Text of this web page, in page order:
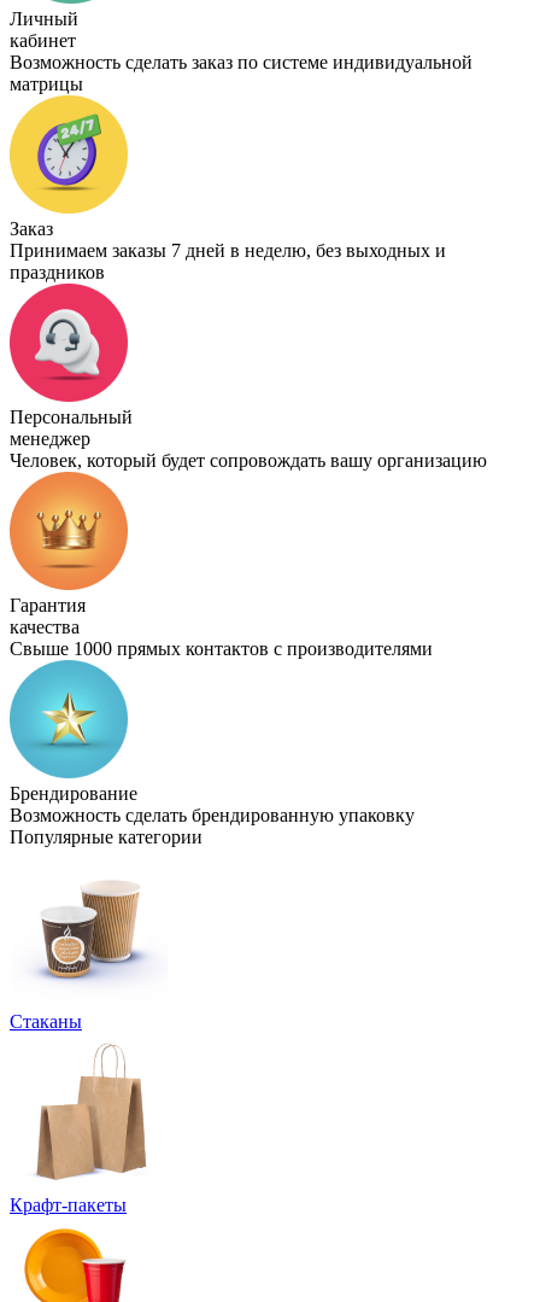
Личный
кабинет
Возможность сделать заказ по системе индивидуальной
матрицы
Заказ
Принимаем заказы 7 дней в неделю, без выходных и
праздников
Персональный
менеджер
Человек, который будет сопровождать вашу организацию
Гарантия
качества
Свыше 1000 прямых контактов с производителями
Брендирование
Возможность сделать брендированную упаковку
Популярные категории
Стаканы
Крафт-пакеты